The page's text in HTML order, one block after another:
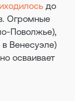
до
Огромные
Поволжье),
Венесуэле)
осваивает